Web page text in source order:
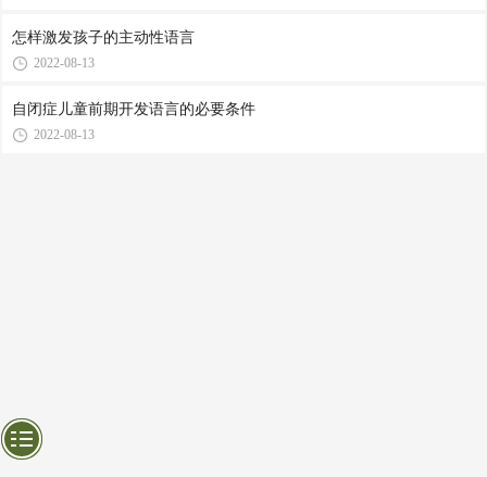
怎样激发孩子的主动性语言
2022-08-13
自闭症儿童前期开发语言的必要条件
2022-08-13